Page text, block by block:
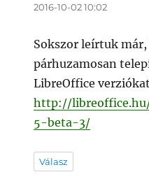
2016-10-02 10:02
Sokszor leírtuk
párhuzamosan
LibreOffice
http://
5-beta-3/
Válasz